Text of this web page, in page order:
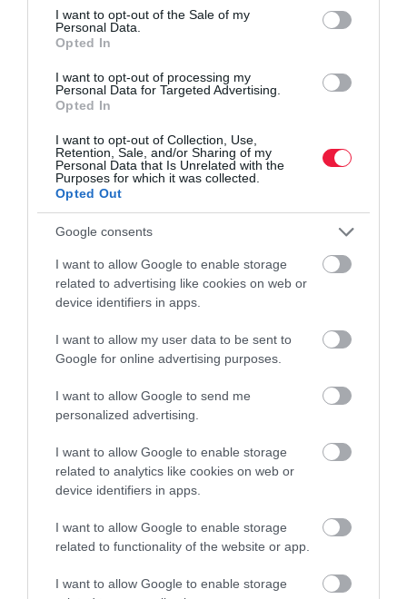
consent section.
I want to opt-out of the Sale of my
Personal Data.
Opted In
I want to opt-out of processing my
Personal Data for Targeted Advertising.
Opted In
I want to opt-out of Collection, Use,
Retention, Sale, and/or Sharing of my
Personal Data that Is Unrelated with the
Purposes for which it was collected.
Opted Out
Google consents
I want to allow Google to enable storage
related to advertising like cookies on web or
device identifiers in apps.
I want to allow my user data to be sent to
Google for online advertising purposes.
I want to allow Google to send me
personalized advertising.
I want to allow Google to enable storage
related to analytics like cookies on web or
device identifiers in apps.
I want to allow Google to enable storage
related to functionality of the website or app.
I want to allow Google to enable storage
Durva! A hivatásos sofőrök több mint harmadát
kapták rajta szabályszegésen
A rendőrök május 4. és 10. között Magyarország közútjain 6836
tehergépkocsit és 513 autóbuszt ellenőriztek. A számok -finoman
szólva- elgondolkodtatóak: 2552 alkalommal állapítottak meg
jogsértést…